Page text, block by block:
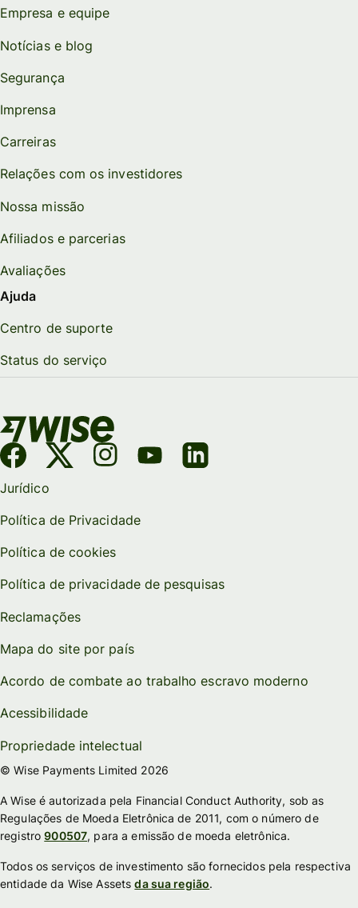
Empresa e equipe
Notícias e blog
Segurança
Imprensa
Carreiras
Relações com os investidores
Nossa missão
Afiliados e parcerias
Avaliações
Ajuda
Centro de suporte
Status do serviço
Jurídico
Política de Privacidade
Política de cookies
Política de privacidade de pesquisas
Reclamações
Mapa do site por país
Acordo de combate ao trabalho escravo moderno
Acessibilidade
Propriedade intelectual
© Wise Payments Limited 2026
A Wise é autorizada pela Financial Conduct Authority, sob as
Regulações de Moeda Eletrônica de 2011, com o número de
registro900507, para a emissão de moeda eletrônica.
Todos os serviços de investimento são fornecidos pela respectiva
entidade da Wise Assetsda sua região.